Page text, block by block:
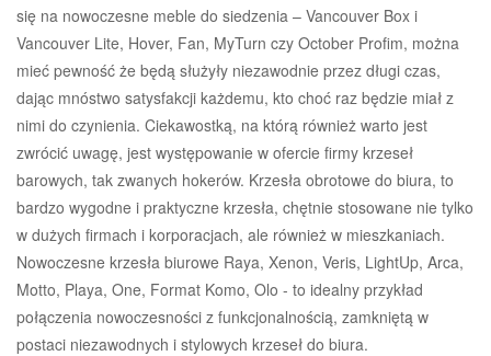
się na nowoczesne meble do siedzenia – Vancouver Box i
Vancouver Lite, Hover, Fan, MyTurn czy October Profim, można
mieć pewność że będą służyły niezawodnie przez długi czas,
dając mnóstwo satysfakcji każdemu, kto choć raz będzie miał z
nimi do czynienia. Ciekawostką, na którą również warto jest
zwrócić uwagę, jest występowanie w ofercie firmy krzeseł
barowych, tak zwanych hokerów. Krzesła obrotowe do biura, to
bardzo wygodne i praktyczne krzesła, chętnie stosowane nie tylko
w dużych firmach i korporacjach, ale również w mieszkaniach.
Nowoczesne krzesła biurowe Raya, Xenon, Veris, LightUp, Arca,
Motto, Playa, One, Format Komo, Olo - to idealny przykład
połączenia nowoczesności z funkcjonalnością, zamkniętą w
postaci niezawodnych i stylowych krzeseł do biura.